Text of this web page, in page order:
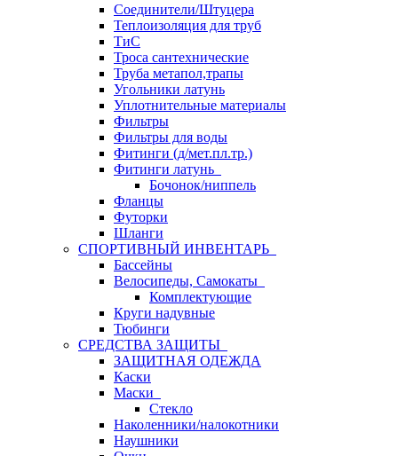
Соединители/Штуцера
Теплоизоляция для труб
ТиС
Троса сантехнические
Труба метапол,трапы
Угольники латунь
Уплотнительные материалы
Фильтры
Фильтры для воды
Фитинги (д/мет.пл.тр.)
Фитинги латунь
Бочонок/ниппель
Фланцы
Футорки
Шланги
СПОРТИВНЫЙ ИНВЕНТАРЬ
Бассейны
Велосипеды, Самокаты
Комплектующие
Круги надувные
Тюбинги
СРЕДСТВА ЗАЩИТЫ
ЗАЩИТНАЯ ОДЕЖДА
Каски
Маски
Стекло
Наколенники/налокотники
Наушники